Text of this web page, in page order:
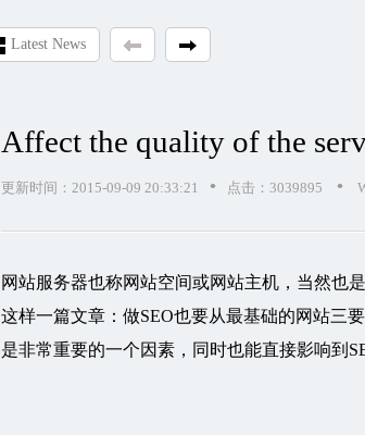
Affect the quality of the
更新时间：2015-09-09 20:33:21 • 点击：3039895 •
网站服务器也称网站空间或网站主机，当然也
这样一篇文章：做SEO也要从最基础的网站三
是非常重要的一个因素，同时也能直接影响到
Latest News